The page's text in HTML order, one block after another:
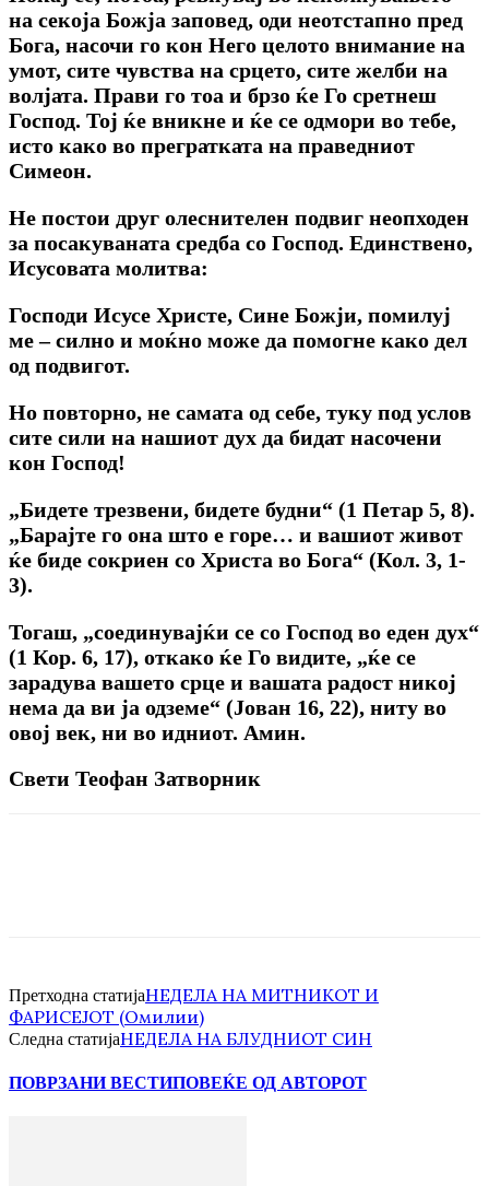
на секоја Божја заповед, оди неотстапно пред
Бога, насочи го кон Него целото внимание на
умот, сите чувства на срцето, сите желби на
волјата. Прави го тоа и брзо ќе Го сретнеш
Господ. Тој ќе вникне и ќе се одмори во тебе,
исто како во прегратката на праведниот
Симеон.
Не постои друг олеснителен подвиг неопходен
за посакуваната средба со Господ. Единствено,
Исусовата молитва:
Господи Исусе Христе, Сине Божји, помилуј
ме – силно и моќно може да помогне како дел
од подвигот.
Но повторно, не самата од себе, туку под услов
сите сили на нашиот дух да бидат насочени
кон Господ!
„Бидете трезвени, бидете будни“ (1 Петар 5, 8).
„Барајте го она што е горе… и вашиот живот
ќе биде сокриен со Христа во Бога“ (Кол. 3, 1-
3).
Тогаш, „соединувајќи се со Господ во еден дух“
(1 Кор. 6, 17), откако ќе Го видите, „ќе се
зарадува вашето срце и вашата радост никој
нема да ви ја одземе“ (Јован 16, 22), ниту во
овој век, ни во идниот. Амин.
Свети Теофан Затворник
Претходна статијаНЕДЕЛА НА МИТНИКОТ И
ФАРИСЕЈОТ (Омилии)
Следна статијаНЕДЕЛА НА БЛУДНИОТ СИН
ПОВРЗАНИ ВЕСТИПОВЕЌЕ ОД АВТОРОТ